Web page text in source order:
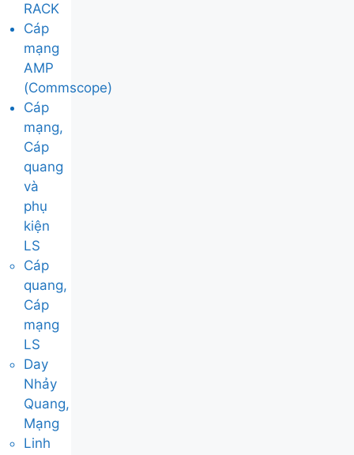
RACK
Cáp
mạng
AMP
(Commscope)
Cáp
mạng,
Cáp
quang
và
phụ
kiện
LS
Cáp
quang,
Cáp
mạng
LS
Day
Nhảy
Quang,
Mạng
Linh